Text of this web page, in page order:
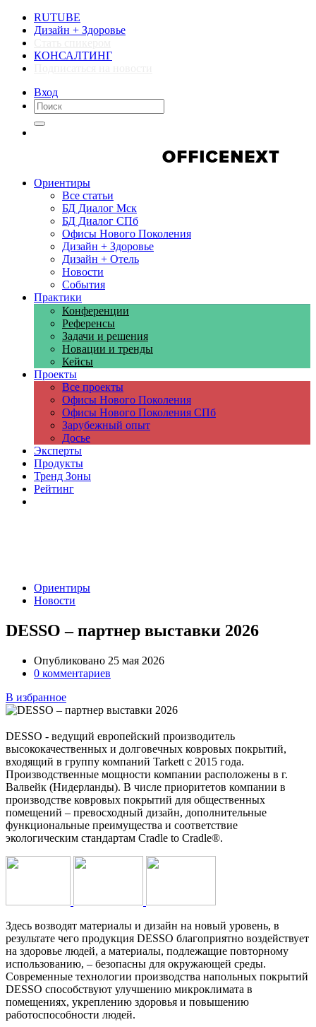
RUTUBE
Дизайн + Здоровье
КОНСАЛТИНГ
Вход
Ориентиры
Все статьи
БД Диалог Мск
БД Диалог СПб
Офисы Нового Поколения
Дизайн + Здоровье
Дизайн + Отель
Новости
События
Практики
Конференции
Референсы
Задачи и решения
Новации и тренды
Кейсы
Проекты
Все проекты
Офисы Нового Поколения
Офисы Нового Поколения СПб
Зарубежный опыт
Досье
Эксперты
Продукты
Тренд Зоны
Рейтинг
Ориентиры
Новости
DESSO – партнер выставки 2026
Опубликовано 25 мая 2026
0 комментариев
В избранное
DESSO - ведущий европейский производитель
высококачественных и долговечных ковровых покрытий,
входящий в группу компаний Tarkett с 2015 года.
Производственные мощности компании расположены в г.
Валвейк (Нидерланды). В числе приоритетов компании в
производстве ковровых покрытий для общественных
помещений – превосходный дизайн, дополнительные
функциональные преимущества и соответствие
экологическим стандартам Cradle to Cradle®.
Здесь возводят материалы и дизайн на новый уровень, в
результате чего продукция DESSO благоприятно воздействует
на здоровье людей, а материалы, подлежащие повторному
использованию, – безопасны для окружающей среды.
Современные технологии производства напольных покрытий
DESSO способствуют улучшению микроклимата в
помещениях, укреплению здоровья и повышению
работоспособности людей.